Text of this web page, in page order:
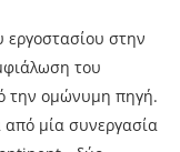
εργοστασίου στην
του
την ομώνυμη πηγή.
από μία συνεργασία